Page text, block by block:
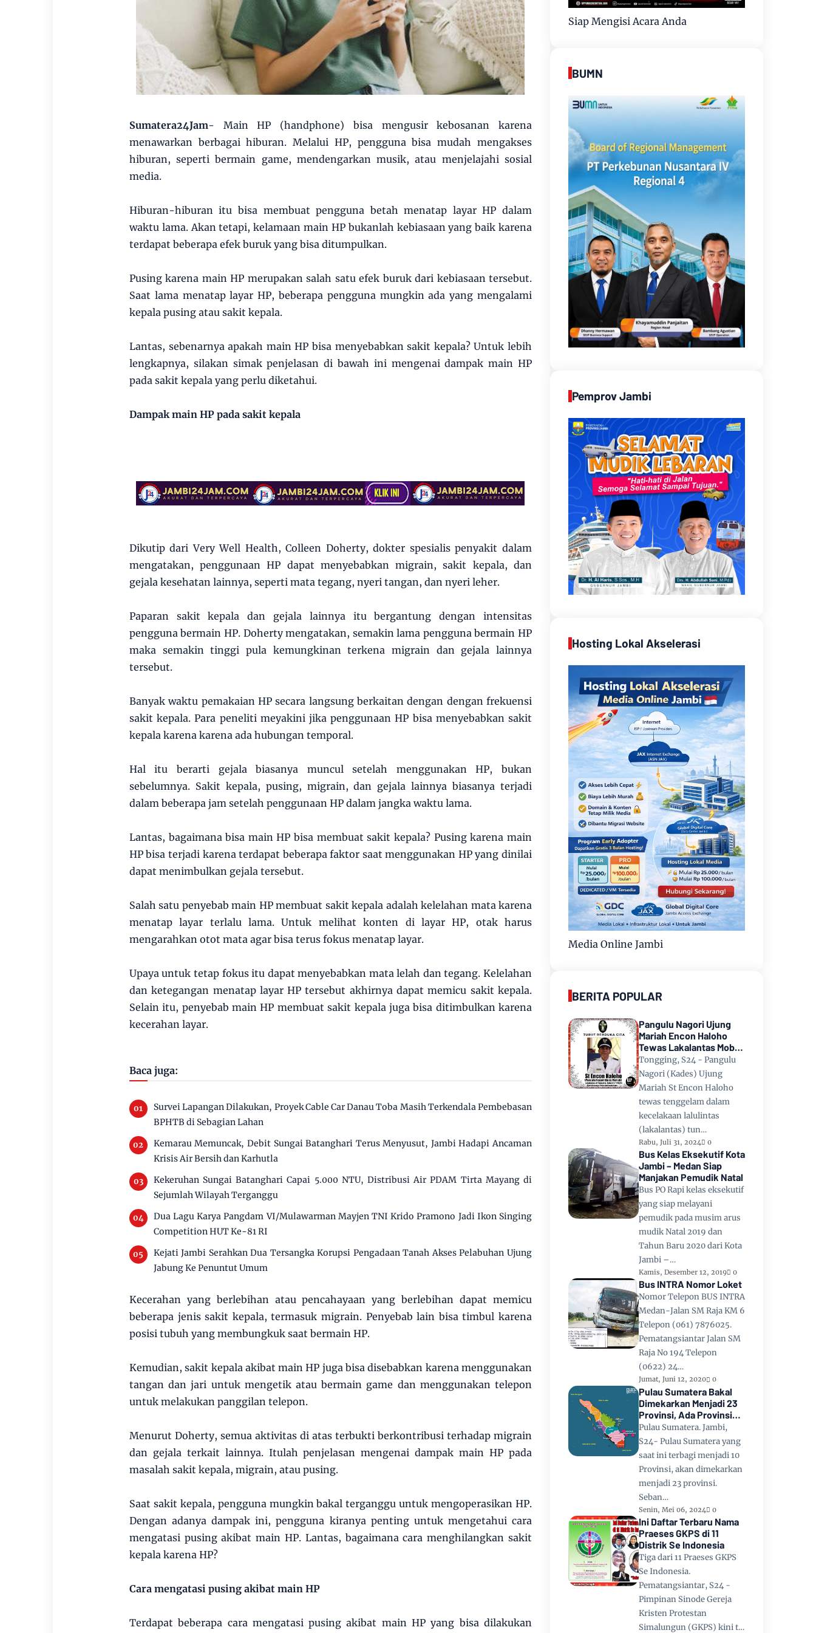
Sumatera24Jam- Main HP (handphone) bisa mengusir kebosanan karena
menawarkan berbagai hiburan. Melalui HP, pengguna bisa mudah mengakses
hiburan, seperti bermain game, mendengarkan musik, atau menjelajahi sosial
media.
Hiburan-hiburan itu bisa membuat pengguna betah menatap layar HP dalam
waktu lama. Akan tetapi, kelamaan main HP bukanlah kebiasaan yang baik karena
terdapat beberapa efek buruk yang bisa ditumpulkan.
Pusing karena main HP merupakan salah satu efek buruk dari kebiasaan tersebut.
Saat lama menatap layar HP, beberapa pengguna mungkin ada yang mengalami
kepala pusing atau sakit kepala.
Lantas, sebenarnya apakah main HP bisa menyebabkan sakit kepala? Untuk lebih
lengkapnya, silakan simak penjelasan di bawah ini mengenai dampak main HP
pada sakit kepala yang perlu diketahui.
Dampak main HP pada sakit kepala
Dikutip dari Very Well Health, Colleen Doherty, dokter spesialis penyakit dalam
mengatakan, penggunaan HP dapat menyebabkan migrain, sakit kepala, dan
gejala kesehatan lainnya, seperti mata tegang, nyeri tangan, dan nyeri leher.
Paparan sakit kepala dan gejala lainnya itu bergantung dengan intensitas
pengguna bermain HP. Doherty mengatakan, semakin lama pengguna bermain HP
maka semakin tinggi pula kemungkinan terkena migrain dan gejala lainnya
tersebut.
Banyak waktu pemakaian HP secara langsung berkaitan dengan dengan frekuensi
sakit kepala. Para peneliti meyakini jika penggunaan HP bisa menyebabkan sakit
kepala karena karena ada hubungan temporal.
Hal itu berarti gejala biasanya muncul setelah menggunakan HP, bukan
sebelumnya. Sakit kepala, pusing, migrain, dan gejala lainnya biasanya terjadi
dalam beberapa jam setelah penggunaan HP dalam jangka waktu lama.
Lantas, bagaimana bisa main HP bisa membuat sakit kepala? Pusing karena main
HP bisa terjadi karena terdapat beberapa faktor saat menggunakan HP yang dinilai
dapat menimbulkan gejala tersebut.
Salah satu penyebab main HP membuat sakit kepala adalah kelelahan mata karena
menatap layar terlalu lama. Untuk melihat konten di layar HP, otak harus
mengarahkan otot mata agar bisa terus fokus menatap layar.
Upaya untuk tetap fokus itu dapat menyebabkan mata lelah dan tegang. Kelelahan
dan ketegangan menatap layar HP tersebut akhirnya dapat memicu sakit kepala.
Selain itu, penyebab main HP membuat sakit kepala juga bisa ditimbulkan karena
kecerahan layar.
Baca juga:
Survei Lapangan Dilakukan, Proyek Cable Car Danau Toba Masih Terkendala Pembebasan
BPHTB di Sebagian Lahan
Kemarau Memuncak, Debit Sungai Batanghari Terus Menyusut, Jambi Hadapi Ancaman
Krisis Air Bersih dan Karhutla
Kekeruhan Sungai Batanghari Capai 5.000 NTU, Distribusi Air PDAM Tirta Mayang di
Sejumlah Wilayah Terganggu
Dua Lagu Karya Pangdam VI/Mulawarman Mayjen TNI Krido Pramono Jadi Ikon Singing
Competition HUT Ke-81 RI
Kejati Jambi Serahkan Dua Tersangka Korupsi Pengadaan Tanah Akses Pelabuhan Ujung
Jabung Ke Penuntut Umum
Kecerahan yang berlebihan atau pencahayaan yang berlebihan dapat memicu
beberapa jenis sakit kepala, termasuk migrain. Penyebab lain bisa timbul karena
posisi tubuh yang membungkuk saat bermain HP.
Kemudian, sakit kepala akibat main HP juga bisa disebabkan karena menggunakan
tangan dan jari untuk mengetik atau bermain game dan menggunakan telepon
untuk melakukan panggilan telepon.
Menurut Doherty, semua aktivitas di atas terbukti berkontribusi terhadap migrain
dan gejala terkait lainnya. Itulah penjelasan mengenai dampak main HP pada
masalah sakit kepala, migrain, atau pusing.
Saat sakit kepala, pengguna mungkin bakal terganggu untuk mengoperasikan HP.
Dengan adanya dampak ini, pengguna kiranya penting untuk mengetahui cara
mengatasi pusing akibat main HP. Lantas, bagaimana cara menghilangkan sakit
kepala karena HP?
Cara mengatasi pusing akibat main HP
Terdapat beberapa cara mengatasi pusing akibat main HP yang bisa dilakukan
Siap Mengisi Acara Anda
BUMN
Pemprov Jambi
Hosting Lokal Akselerasi
Media Online Jambi
BERITA POPULAR
Pangulu Nagori Ujung
Mariah Encon Haloho
Tewas Lakalantas Mobil
Terjun ke Danau Toba di
Tongging
Tongging, S24 - Pangulu
Nagori (Kades) Ujung
Mariah St Encon Haloho
tewas tenggelam dalam
kecelakaan lalulintas
(lakalantas) tun…
Rabu, Juli 31, 2024 0
Bus Kelas Eksekutif Kota
Jambi – Medan Siap
Manjakan Pemudik Natal
Bus PO Rapi kelas eksekutif
yang siap melayani
pemudik pada musim arus
mudik Natal 2019 dan
Tahun Baru 2020 dari Kota
Jambi –…
Kamis, Desember 12, 2019 0
Bus INTRA Nomor Loket
Nomor Telepon BUS INTRA
Medan-Jalan SM Raja KM 6
Telepon (061) 7876025.
Pematangsiantar Jalan SM
Raja No 194 Telepon
(0622) 24…
Jumat, Juni 12, 2020 0
Pulau Sumatera Bakal
Dimekarkan Menjadi 23
Provinsi, Ada Provinsi
Toba Raya dan Provinsi
Tapanuli
Pulau Sumatera. Jambi,
S24- Pulau Sumatera yang
saat ini terbagi menjadi 10
Provinsi, akan dimekarkan
menjadi 23 provinsi.
Seban…
Senin, Mei 06, 2024 0
Ini Daftar Terbaru Nama
Praeses GKPS di 11
Distrik Se Indonesia
Tiga dari 11 Praeses GKPS
Se Indonesia.
Pematangsiantar, S24 -
Pimpinan Sinode Gereja
Kristen Protestan
Simalungun (GKPS) kini t…